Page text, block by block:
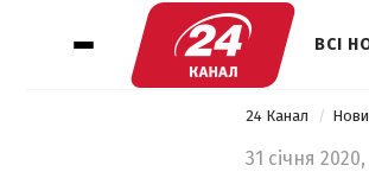
ВСІ
24 Канал
31 січня 2020,